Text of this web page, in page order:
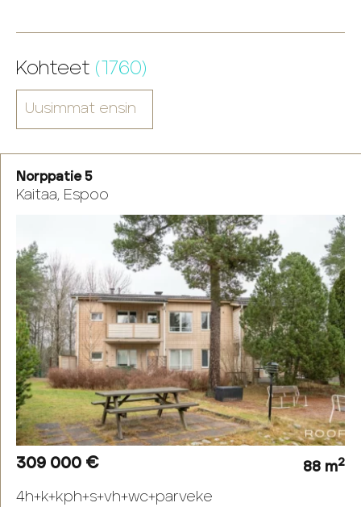
Kohteet (1760)
Norppatie 5
Kaitaa, Espoo
309 000 € 88 m2
4h+k+kph+s+vh+wc+parveke